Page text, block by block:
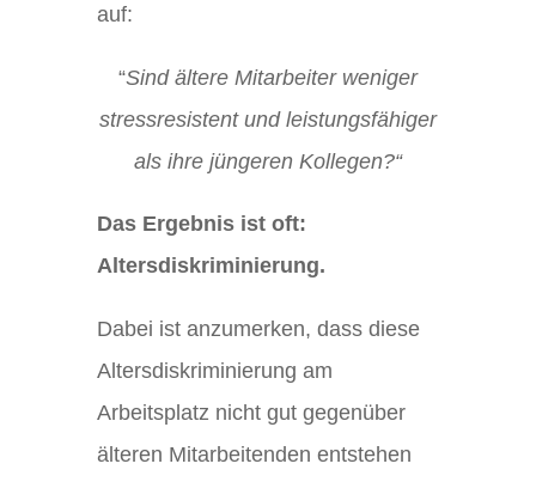
auf:
“Sind ältere Mitarbeiter weniger
stressresistent und leistungsfähiger
als ihre jüngeren Kollegen?“
Das Ergebnis ist oft:
Altersdiskriminierung.
Dabei ist anzumerken, dass diese
Altersdiskriminierung am
Arbeitsplatz nicht gut gegenüber
älteren Mitarbeitenden entstehen